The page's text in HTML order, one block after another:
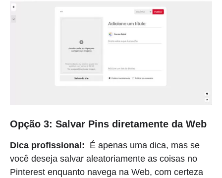
Opção 3: Salvar Pins diretamente da Web
Dica profissional: É apenas uma dica, mas se
você deseja salvar aleatoriamente as coisas no
Pinterest enquanto navega na Web, com certeza